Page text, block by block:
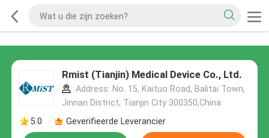
Rmist (Tianjin) Medical Device Co., Ltd.
Address: No. 15, Kaituo Road, Balitai Town,
Jinnan District, Tianjin City 300350,China
5.0
Geverifieerde Leverancier